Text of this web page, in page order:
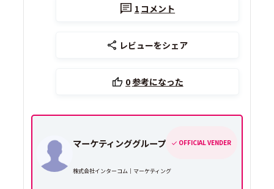
1 コメント
レビューをシェア
0参考になった
マーケティンググループ OFFICIAL VENDER
株式会社インターコム｜マーケティング